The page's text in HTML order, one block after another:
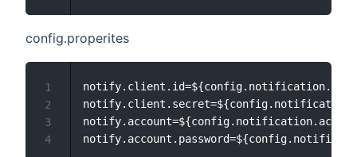
config.properites
1
2
3
4